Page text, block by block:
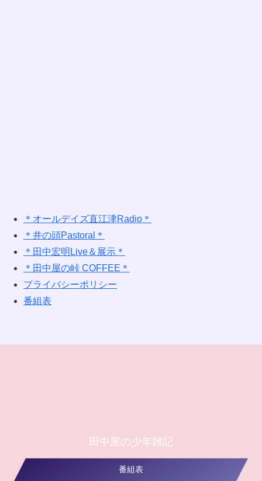
＊オールデイズ直江津Radio＊
＊井の頭Pastoral＊
＊田中宏明Live＆展示＊
＊田中屋の峠 COFFEE＊
プライバシーポリシー
番組表
田中屋の少年雑記
番組表